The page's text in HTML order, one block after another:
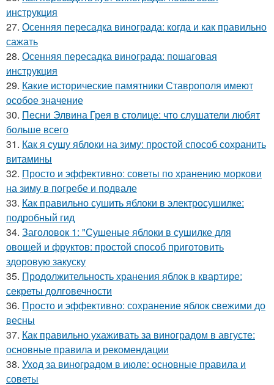
инструкция
27. Осенняя пересадка винограда: когда и как правильно
сажать
28. Осенняя пересадка винограда: пошаговая
инструкция
29. Какие исторические памятники Ставрополя имеют
особое значение
30. Песни Элвина Грея в столице: что слушатели любят
больше всего
31. Как я сушу яблоки на зиму: простой способ сохранить
витамины
32. Просто и эффективно: советы по хранению моркови
на зиму в погребе и подвале
33. Как правильно сушить яблоки в электросушилке:
подробный гид
34. Заголовок 1: "Сушеные яблоки в сушилке для
овощей и фруктов: простой способ приготовить
здоровую закуску
35. Продолжительность хранения яблок в квартире:
секреты долговечности
36. Просто и эффективно: сохранение яблок свежими до
весны
37. Как правильно ухаживать за виноградом в августе:
основные правила и рекомендации
38. Уход за виноградом в июле: основные правила и
советы